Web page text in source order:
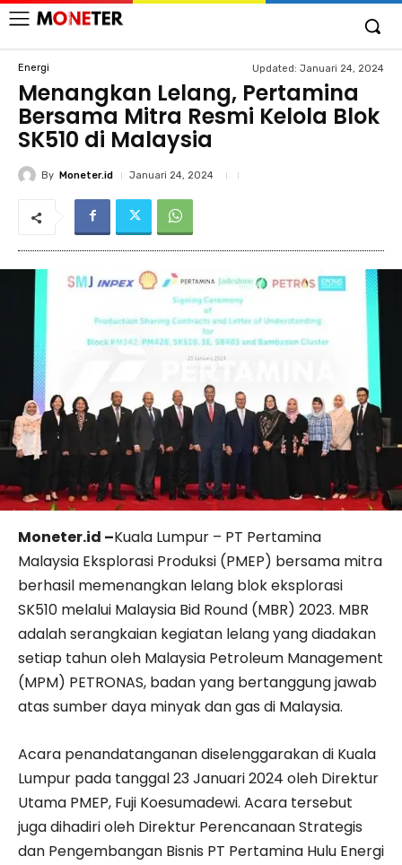
Energi Updated: Januari 24, 2024
Menangkan Lelang, Pertamina
Bersama Mitra Resmi Kelola Blok
SK510 di Malaysia
By Moneter.id Januari 24, 2024
Moneter.id –Kuala Lumpur – PT Pertamina
Malaysia Eksplorasi Produksi (PMEP) bersama mitra
berhasil memenangkan lelang blok eksplorasi
SK510 melalui Malaysia Bid Round (MBR) 2023. MBR
adalah serangkaian kegiatan lelang yang diadakan
setiap tahun oleh Malaysia Petroleum Management
(MPM) PETRONAS, badan yang bertanggung jawab
atas sumber daya minyak dan gas di Malaysia.
Acara penandatanganan diselenggarakan di Kuala
Lumpur pada tanggal 23 Januari 2024 oleh Direktur
Utama PMEP, Fuji Koesumadewi. Acara tersebut
juga dihadiri oleh Direktur Perencanaan Strategis
dan Pengembangan Bisnis PT Pertamina Hulu Energi